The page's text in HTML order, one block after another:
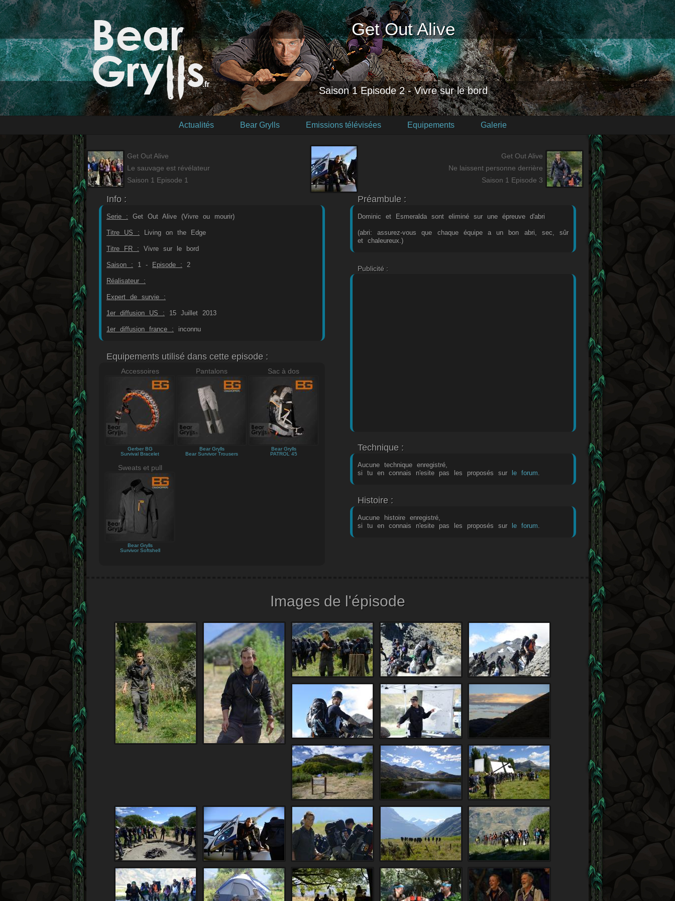
Get Out Alive
Saison 1 Episode 2 - Vivre sur le bord
Actualités Bear Grylls Emissions télévisées Equipements Galerie
Get Out Alive
Le sauvage est révélateur
Saison 1 Episode 1
Get Out Alive
Ne laissent personne derrière
Saison 1 Episode 3
Préambule :
Dominic et Esmeralda sont eliminé sur une épreuve d'abri
(abri: assurez-vous que chaque équipe a un bon abri, sec, sûr
et chaleureux.)
Publicité :
Technique :
Aucune technique enregistré,
si tu en connais n'esite pas les proposés sur
le forum.
Histoire :
Aucune histoire enregistré,
si tu en connais n'esite pas les proposés sur
le forum.
Info :
Serie : Get Out Alive (Vivre ou mourir)
Titre US : Living on the Edge
Titre FR : Vivre sur le bord
Saison : 1 - Episode : 2
Réalisateur :
Expert de survie :
1er diffusion US : 15 Juillet 2013
1er diffusion france : inconnu
Equipements utilisé dans cette episode :
Accessoires
Gerber BG
Survival Bracelet
Pantalons
Bear Grylls
Bear Survivor Trousers
Sac à dos
Bear Grylls
PATROL 45
Sweats et pull
Bear Grylls
Survivor Softshell
Images de l'épisode